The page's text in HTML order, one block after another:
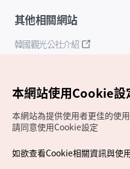
其他相關網站
韓國觀光公社介紹
Copyrights (c) 韓國觀光公
本網站使用Cookie設
本網站為提供使用者更佳的使
請同意使用Cookie設定
如欲查看Cookie相關資訊與使